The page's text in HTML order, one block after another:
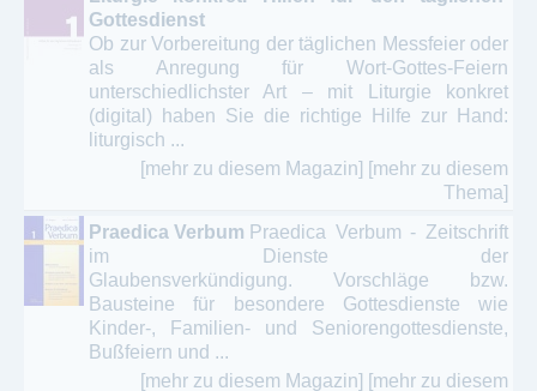
Gottesdienst
Ob zur Vorbereitung der täglichen Messfeier oder
als Anregung für Wort-Gottes-Feiern
unterschiedlichster Art – mit Liturgie konkret
(digital) haben Sie die richtige Hilfe zur Hand:
liturgisch ...
[mehr zu diesem Magazin] [mehr zu diesem
Thema]
Praedica Verbum Praedica Verbum - Zeitschrift
im Dienste der
Glaubensverkündigung. Vorschläge bzw.
Bausteine für besondere Gottesdienste wie
Kinder-, Familien- und Seniorengottesdienste,
Bußfeiern und ...
[mehr zu diesem Magazin] [mehr zu diesem